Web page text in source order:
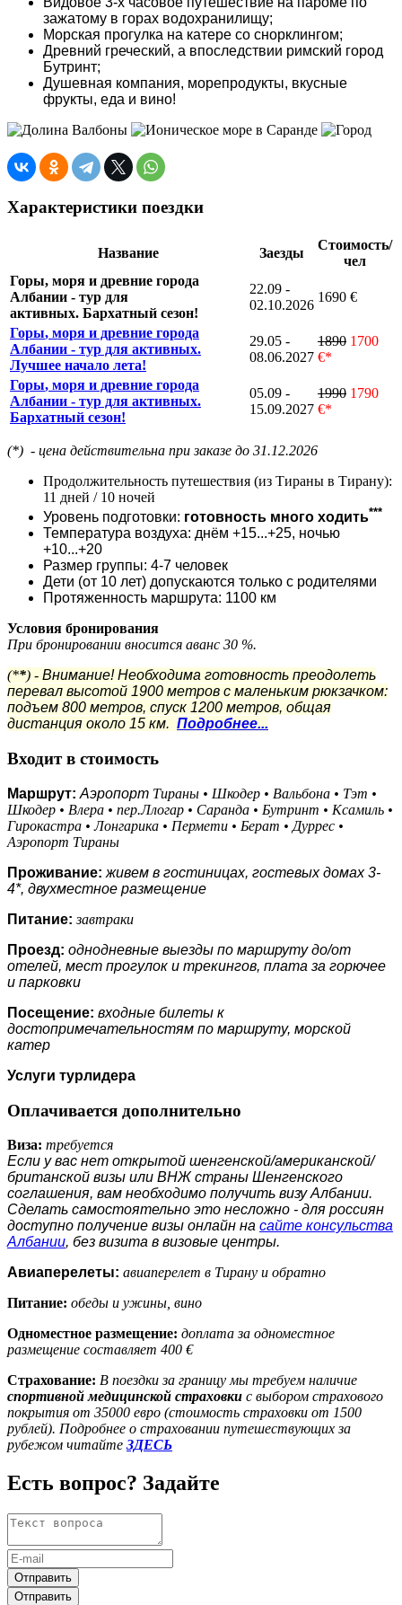
зажатому в горах водохранилищу;
Морская прогулка на катере со снорклингом;
Древний греческий, а впоследствии римский город
Бутринт;
Душевная компания, морепродукты, вкусные
фрукты, еда и вино!
Характеристики поездки
Название Заезды
Стоимость/
чел
Горы, моря и древние города
Албании - тур для
активных. Бархатный сезон!
22.09 -
02.10.2026
1690 €
Горы, моря и древние города
Албании - тур для активных.
Лучшее начало лета!
29.05 -
08.06.2027
1890 1700
€*
Горы, моря и древние города
Албании - тур для активных.
Бархатный сезон!
05.09 -
15.09.2027
1990 1790
€*
(*) - цена действительна при заказе до 31.12.2026
Продолжительность путешествия (из Тираны в Тирану):
11 дней / 10 ночей
Уровень подготовки: готовность много ходить***
Температура воздуха: днём +15...+25, ночью
+10...+20
Размер группы: 4-7 человек
Дети (от 10 лет) допускаются только с родителями
Протяженность маршрута: 1100 км
Условия бронирования
При бронировании вносится аванс 30 %.
(**) - Внимание! Необходима готовность преодолеть
перевал высотой 1900 метров с маленьким рюкзачком:
подъем 800 метров, спуск 1200 метров, общая
дистанция около 15 км. Подробнее...
Входит в стоимость
Маршрут: Аэропорт Тираны • Шкодер • Вальбона • Тэт •
Шкодер • Влера • пер.Ллогар • Саранда • Бутринт • Ксамиль •
Гирокастра • Лонгарика • Пермети • Берат • Дуррес •
Аэропорт Тираны
Проживание: живем в гостиницах, гостевых домах 3-
4*, двухместное размещение
Питание: завтраки
Проезд: однодневные выезды по маршруту до/от
отелей, мест прогулок и трекингов, плата за горючее
и парковки
Посещение: входные билеты к
достопримечательностям по маршруту, морской
катер
Услуги турлидера
Оплачивается дополнительно
Виза: требуется
Если у вас нет открытой шенгенской/американской/
британской визы или ВНЖ страны Шенгенского
соглашения, вам необходимо получить визу Албании.
Сделать самостоятельно это несложно - для россиян
доступно получение визы онлайн на сайте консульства
Албании, без визита в визовые центры.
Авиаперелеты: авиаперелет в Тирану и обратно
Питание: обеды и ужины, вино
Одноместное размещение: доплата за одноместное
размещение составляет 400 €
Страхование: В поездки за границу мы требуем наличие
спортивной медицинской страховки с выбором страхового
покрытия от 35000 евро (стоимость страховки от 1500
рублей). Подробнее о страховании путешествующих за
рубежом читайте ЗДЕСЬ
Есть вопрос? Задайте
Отправить
Отправить